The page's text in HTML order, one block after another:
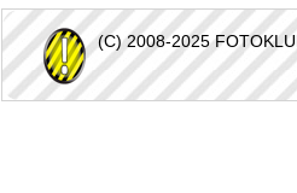
(C) 2008-2025